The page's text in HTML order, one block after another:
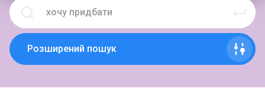
Розширений пошук